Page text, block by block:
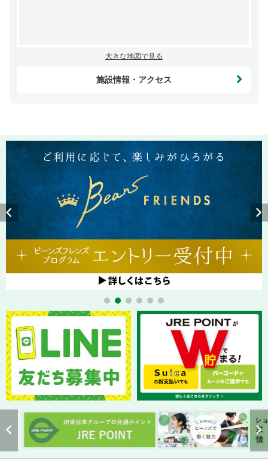
大きな地図で見る
施設情報・アクセス